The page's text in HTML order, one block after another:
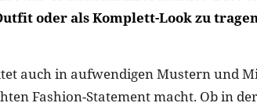
oder als Komplett-Look zu
auch in aufwendigen Mustern und
Fashion-Statement macht. Ob in